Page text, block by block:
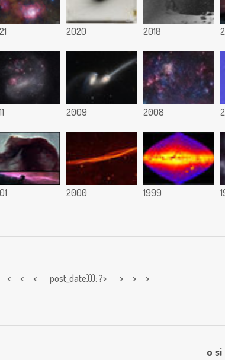
2020 2018
2009 2008
2000 1999
< < < post_date))); ?> > > >
o